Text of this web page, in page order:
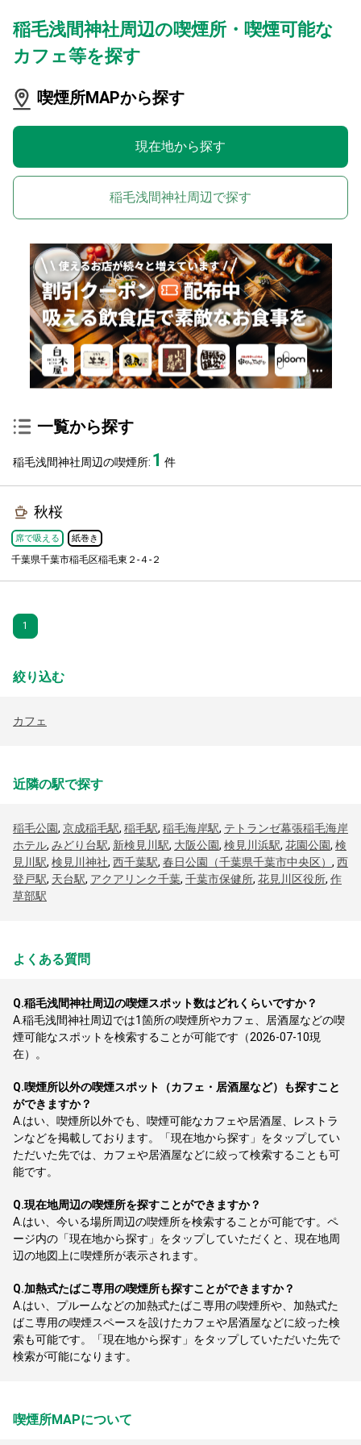
稲毛浅間神社周辺の喫煙所・喫煙可能な
カフェ等を探す
喫煙所MAPから探す
現在地から探す
稲毛浅間神社周辺で探す
一覧から探す
稲毛浅間神社周辺の喫煙所: 1 件
秋桜
席で吸える 紙巻き
千葉県千葉市稲毛区稲毛東２-４-２
1
絞り込む
カフェ
近隣の駅で探す
稲毛公園, 京成稲毛駅, 稲毛駅, 稲毛海岸駅, テトランゼ幕張稲毛海岸
ホテル, みどり台駅, 新検見川駅, 大阪公園, 検見川浜駅, 花園公園, 検
見川駅, 検見川神社, 西千葉駅, 春日公園（千葉県千葉市中央区） , 西
登戸駅, 天台駅, アクアリンク千葉, 千葉市保健所, 花見川区役所, 作
草部駅
よくある質問
Q.稲毛浅間神社周辺の喫煙スポット数はどれくらいですか？
A.稲毛浅間神社周辺では1箇所の喫煙所やカフェ、居酒屋などの喫
煙可能なスポットを検索することが可能です（2026-07-10現
在）。
Q.喫煙所以外の喫煙スポット（カフェ・居酒屋など）も探すこと
ができますか？
A. はい、喫煙所以外でも、喫煙可能なカフェや居酒屋、レストラ
ンなどを掲載しております。「現在地から探す」をタップしてい
ただいた先では、カフェや居酒屋などに絞って検索することも可
能です。
Q.現在地周辺の喫煙所を探すことができますか？
A. はい、今いる場所周辺の喫煙所を検索することが可能です。ペ
ージ内の「現在地から探す」をタップしていただくと、現在地周
辺の地図上に喫煙所が表示されます。
Q.加熱式たばこ専用の喫煙所も探すことができますか？
A. はい、プルームなどの加熱式たばこ専用の喫煙所や、加熱式た
ばこ専用の喫煙スペースを設けたカフェや居酒屋などに絞った検
索も可能です。「現在地から探す」をタップしていただいた先で
検索が可能になります。
喫煙所MAPについて